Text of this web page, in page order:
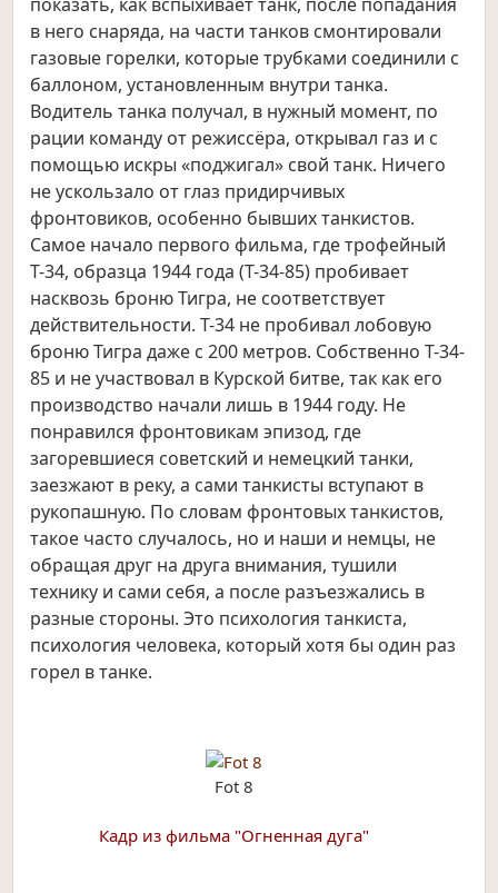
в него снаряда, на части танков смонтировали
газовые горелки, которые трубками соединили с
баллоном, установленным внутри танка.
Водитель танка получал, в нужный момент, по
рации команду от режиссёра, открывал газ и с
помощью искры «поджигал» свой танк. Ничего
не ускользало от глаз придирчивых
фронтовиков, особенно бывших танкистов.
Самое начало первого фильма, где трофейный
Т-34, образца 1944 года (Т-34-85) пробивает
насквозь броню Тигра, не соответствует
действительности. Т-34 не пробивал лобовую
броню Тигра даже с 200 метров. Собственно Т-34-
85 и не участвовал в Курской битве, так как его
производство начали лишь в 1944 году. Не
понравился фронтовикам эпизод, где
загоревшиеся советский и немецкий танки,
заезжают в реку, а сами танкисты вступают в
рукопашную. По словам фронтовых танкистов,
такое часто случалось, но и наши и немцы, не
обращая друг на друга внимания, тушили
технику и сами себя, а после разъезжались в
разные стороны. Это психология танкиста,
психология человека, который хотя бы один раз
горел в танке.
Fot 8
Кадр из фильма "Огненная дуга"